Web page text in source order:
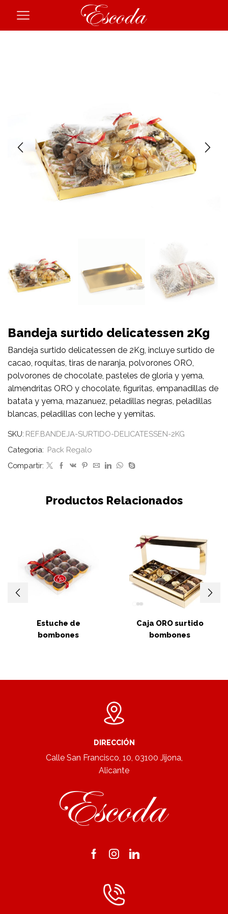
Bandeja surtido delicatessen 2Kg
Bandeja surtido delicatessen de 2Kg, incluye surtido de
cacao, roquitas, tiras de naranja, polvorones ORO,
polvorones de chocolate, pasteles de gloria y yema,
almendritas ORO y chocolate, figuritas, empanadillas de
batata y yema, mazanuez, peladillas negras, peladillas
blancas, peladillas con leche y yemitas.
SKU: REF.BANDEJA-SURTIDO-DELICATESSEN-2KG
Categoria: Pack Regalo
Compartir:
Productos Relacionados
Estuche de
bombones
Caja ORO surtido
bombones
DIRECCIÓN
Calle San Francisco, 10, 03100 Jijona,
Alicante
Facebook
Instagram
Linkedin